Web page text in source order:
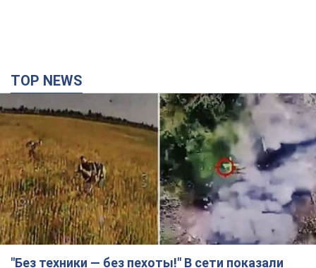
TOP NEWS
"Без техники — без пехоты!" В сети показали